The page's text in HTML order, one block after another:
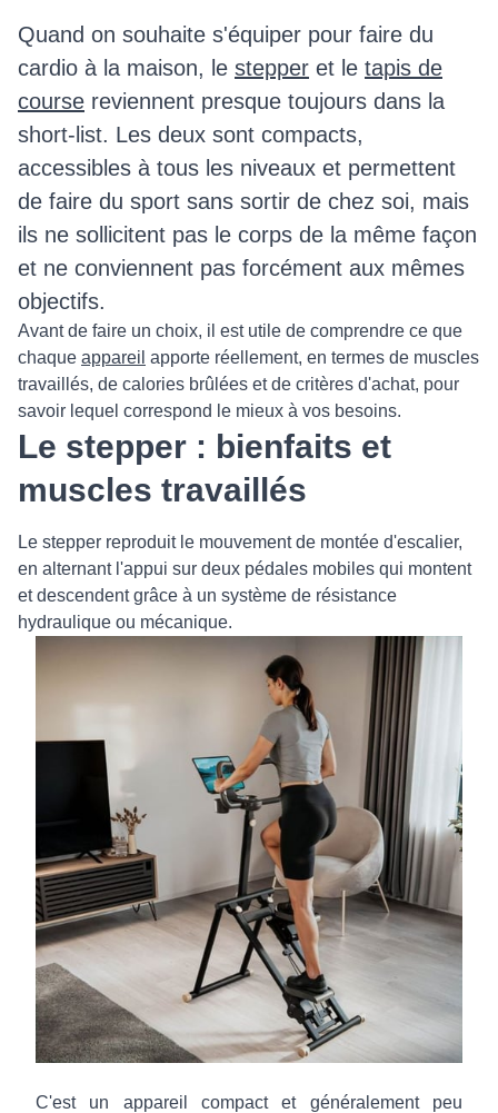
Quand on souhaite s'équiper pour faire du
cardio à la maison, le stepper et le tapis de
course reviennent presque toujours dans la
short-list. Les deux sont compacts,
accessibles à tous les niveaux et permettent
de faire du sport sans sortir de chez soi, mais
ils ne sollicitent pas le corps de la même façon
et ne conviennent pas forcément aux mêmes
objectifs.
Avant de faire un choix, il est utile de comprendre ce que
chaque appareil apporte réellement, en termes de muscles
travaillés, de calories brûlées et de critères d'achat, pour
savoir lequel correspond le mieux à vos besoins.
Le stepper : bienfaits et
muscles travaillés
Le stepper reproduit le mouvement de montée d'escalier,
en alternant l'appui sur deux pédales mobiles qui montent
et descendent grâce à un système de résistance
hydraulique ou mécanique.
C'est un appareil compact et généralement peu